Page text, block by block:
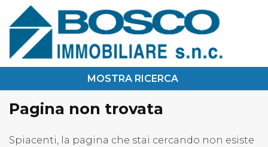
Chi Siamo
Immobili In Vendita
Immobili In Affitto
Servizi
Lascia Una Richiesta
Contatti
Pagina non trovata
Spiacenti, la pagina che stai cercando non esiste